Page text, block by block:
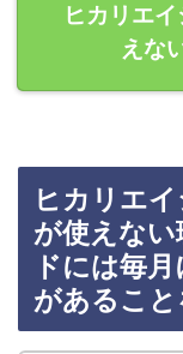
ヒカリエ
えな
ヒカリエ
が使えな
ドには毎
があること